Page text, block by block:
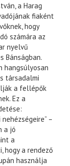
a Harag
fiaként
hogy
számára az
nyelvű
Bánságban.
hangsúlyosan
társadalmi
a fellépők
Ez a
–
a jó
a
hogy a rendező
használja